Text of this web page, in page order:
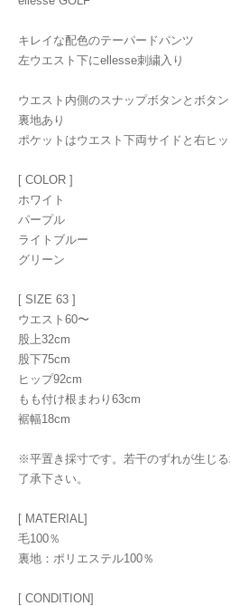
キレイな配色のテーパードパンツ
左ウエスト下にellesse刺繍入り
ウエスト内側のスナップボタンとボタ
裏地あり
ポケットはウエスト下両サイドと右ヒ
[ COLOR ]
ホワイト
パープル
ライトブルー
グリーン
[ SIZE 63 ]
ウエスト60〜
股上32cm
股下75cm
ヒップ92cm
もも付け根まわり63cm
裾幅18cm
※平置き採寸です。若干のずれが生じ
了承下さい。
[ MATERIAL]
毛100％
裏地：ポリエステル100％
[ CONDITION]